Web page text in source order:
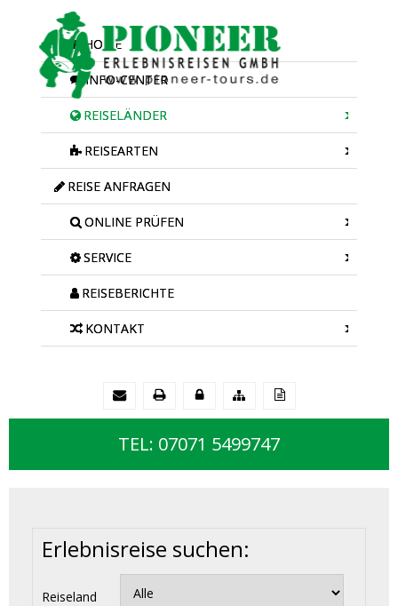
HOME
INFO-CENTER
REISELÄNDER
REISEARTEN
REISE ANFRAGEN
ONLINE PRÜFEN
SERVICE
REISEBERICHTE
KONTAKT
TEL: 07071 5499747
Erlebnisreise suchen:
Reiseland